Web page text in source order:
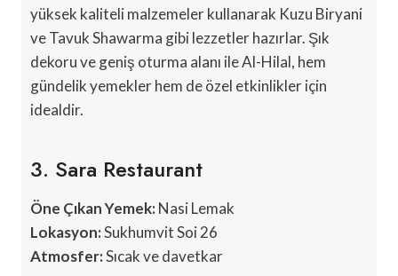
yüksek kaliteli malzemeler kullanarak Kuzu Biryani
ve Tavuk Shawarma gibi lezzetler hazırlar. Şık
dekoru ve geniş oturma alanı ile Al-Hilal, hem
gündelik yemekler hem de özel etkinlikler için
idealdir.
3. Sara Restaurant
Öne Çıkan Yemek:Nasi Lemak
Lokasyon:Sukhumvit Soi 26
Atmosfer:Sıcak ve davetkar